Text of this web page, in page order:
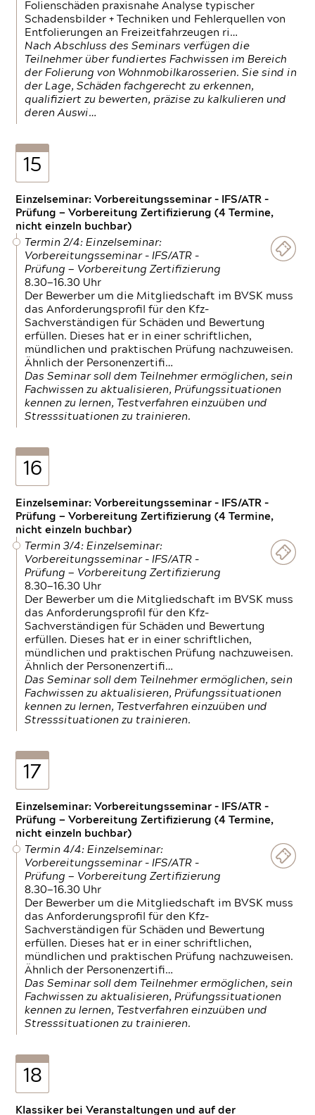
Folienschäden praxisnahe Analyse typischer
Schadensbilder + Techniken und Fehlerquellen von
Entfolierungen an Freizeitfahrzeugen ri…
Nach Abschluss des Seminars verfügen die
Teilnehmer über fundiertes Fachwissen im Bereich
der Folierung von Wohnmobilkarosserien. Sie sind in
der Lage, Schäden fachgerecht zu erkennen,
qualifiziert zu bewerten, präzise zu kalkulieren und
deren Auswi…
15
Einzelseminar: Vorbereitungsseminar - IFS/ATR -
Prüfung — Vorbereitung Zertifizierung (4 Termine,
nicht einzeln buchbar)
Termin 2/4: Einzelseminar:
Vorbereitungsseminar - IFS/ATR -
Prüfung — Vorbereitung Zertifizierung
8.30—16.30 Uhr
Der Bewerber um die Mitgliedschaft im BVSK muss
das Anforderungsprofil für den Kfz-
Sachverständigen für Schäden und Bewertung
erfüllen. Dieses hat er in einer schriftlichen,
mündlichen und praktischen Prüfung nachzuweisen.
Ähnlich der Personenzertifi…
Das Seminar soll dem Teilnehmer ermöglichen, sein
Fachwissen zu aktualisieren, Prüfungssituationen
kennen zu lernen, Testverfahren einzuüben und
Stresssituationen zu trainieren.
16
Einzelseminar: Vorbereitungsseminar - IFS/ATR -
Prüfung — Vorbereitung Zertifizierung (4 Termine,
nicht einzeln buchbar)
Termin 3/4: Einzelseminar:
Vorbereitungsseminar - IFS/ATR -
Prüfung — Vorbereitung Zertifizierung
8.30—16.30 Uhr
Der Bewerber um die Mitgliedschaft im BVSK muss
das Anforderungsprofil für den Kfz-
Sachverständigen für Schäden und Bewertung
erfüllen. Dieses hat er in einer schriftlichen,
mündlichen und praktischen Prüfung nachzuweisen.
Ähnlich der Personenzertifi…
Das Seminar soll dem Teilnehmer ermöglichen, sein
Fachwissen zu aktualisieren, Prüfungssituationen
kennen zu lernen, Testverfahren einzuüben und
Stresssituationen zu trainieren.
17
Einzelseminar: Vorbereitungsseminar - IFS/ATR -
Prüfung — Vorbereitung Zertifizierung (4 Termine,
nicht einzeln buchbar)
Termin 4/4: Einzelseminar:
Vorbereitungsseminar - IFS/ATR -
Prüfung — Vorbereitung Zertifizierung
8.30—16.30 Uhr
Der Bewerber um die Mitgliedschaft im BVSK muss
das Anforderungsprofil für den Kfz-
Sachverständigen für Schäden und Bewertung
erfüllen. Dieses hat er in einer schriftlichen,
mündlichen und praktischen Prüfung nachzuweisen.
Ähnlich der Personenzertifi…
Das Seminar soll dem Teilnehmer ermöglichen, sein
Fachwissen zu aktualisieren, Prüfungssituationen
kennen zu lernen, Testverfahren einzuüben und
Stresssituationen zu trainieren.
18
Klassiker bei Veranstaltungen und auf der